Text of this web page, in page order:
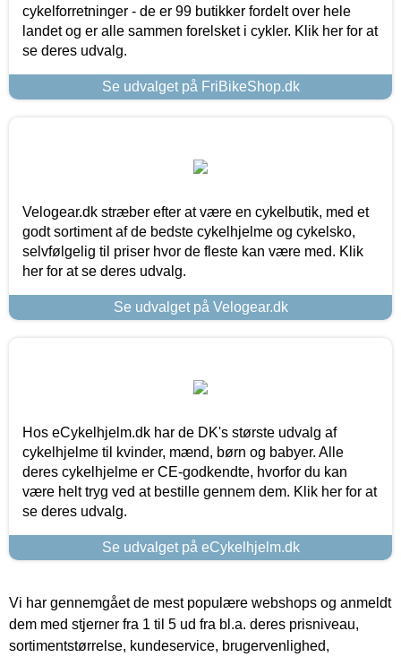
cykelforretninger - de er 99 butikker fordelt over hele
landet og er alle sammen forelsket i cykler. Klik her for at
se deres udvalg.
Se udvalget på FriBikeShop.dk
Velogear.dk stræber efter at være en cykelbutik, med et
godt sortiment af de bedste cykelhjelme og cykelsko,
selvfølgelig til priser hvor de fleste kan være med. Klik
her for at se deres udvalg.
Se udvalget på Velogear.dk
Hos eCykelhjelm.dk har de DK's største udvalg af
cykelhjelme til kvinder, mænd, børn og babyer. Alle
deres cykelhjelme er CE-godkendte, hvorfor du kan
være helt tryg ved at bestille gennem dem. Klik her for at
se deres udvalg.
Se udvalget på eCykelhjelm.dk
Vi har gennemgået de mest populære webshops og anmeldt
dem med stjerner fra 1 til 5 ud fra bl.a. deres prisniveau,
sortimentstørrelse, kundeservice, brugervenlighed,